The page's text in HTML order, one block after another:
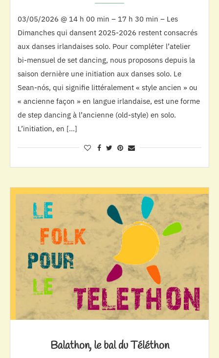
03/05/2026 @ 14 h 00 min – 17 h 30 min – Les
Dimanches qui dansent 2025-2026 restent consacrés
aux danses irlandaises solo. Pour compléter l’atelier
bi-mensuel de set dancing, nous proposons depuis la
saison dernière une initiation aux danses solo. Le
Sean-nós, qui signifie littéralement « style ancien » ou
« ancienne façon » en langue irlandaise, est une forme
de step dancing à l’ancienne (old-style) en solo.
L’initiation, en […]
Balathon, le bal du Téléthon